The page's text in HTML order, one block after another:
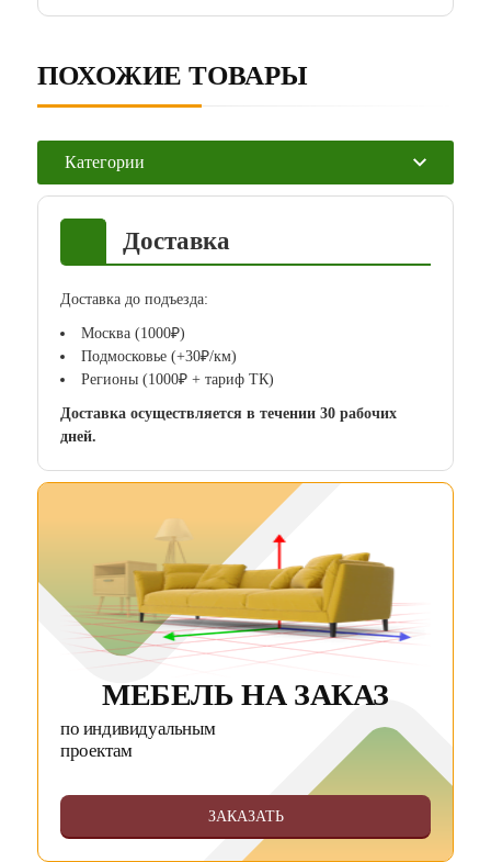
Категории
Доставка
Доставка до подъезда:
Москва (1000₽)
Подмосковье (+30₽/км)
Регионы (1000₽ + тариф ТК)
Доставка осуществляется в течении 30 рабочих
дней.
МЕБЕЛЬ НА ЗАКАЗ
по индивидуальным
проектам
ЗАКАЗАТЬ
ПОХОЖИЕ ТОВАРЫ